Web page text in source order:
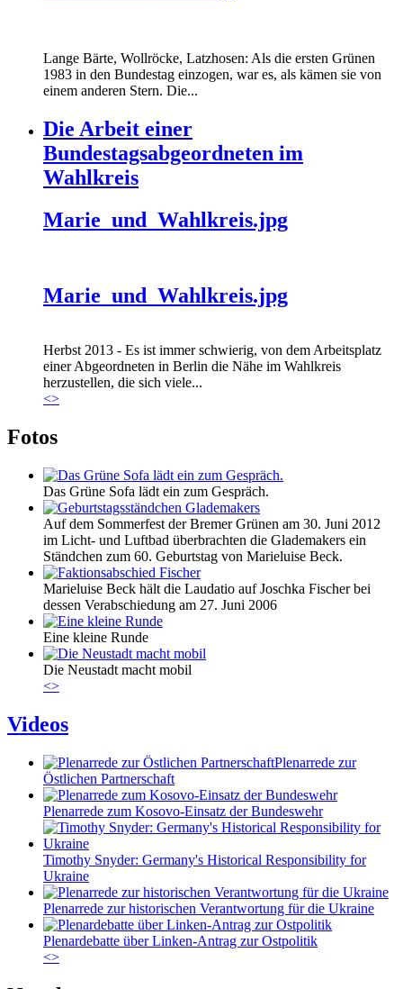
Lange Bärte, Wollröcke, Latzhosen: Als die ersten Grünen
1983 in den Bundestag einzogen, war es, als kämen sie von
einem anderen Stern. Die...
Die Arbeit einer
Bundestagsabgeordneten im
Wahlkreis
Marie_und_Wahlkreis.jpg
Marie_und_Wahlkreis.jpg
Herbst 2013 - Es ist immer schwierig, von dem Arbeitsplatz
einer Abgeordneten in Berlin die Nähe im Wahlkreis
herzustellen, die sich viele...
<>
Fotos
Das Grüne Sofa lädt ein zum Gespräch.
Auf dem Sommerfest der Bremer Grünen am 30. Juni 2012
im Licht- und Luftbad überbrachten die Glademakers ein
Ständchen zum 60. Geburtstag von Marieluise Beck.
Marieluise Beck hält die Laudatio auf Joschka Fischer bei
dessen Verabschiedung am 27. Juni 2006
Eine kleine Runde
Die Neustadt macht mobil
<>
Videos
Plenarrede zur
Östlichen Partnerschaft
Plenarrede zum Kosovo-Einsatz der Bundeswehr
Timothy Snyder: Germany's Historical Responsibility for
Ukraine
Plenarrede zur historischen Verantwortung für die Ukraine
Plenardebatte über Linken-Antrag zur Ostpolitik
<>